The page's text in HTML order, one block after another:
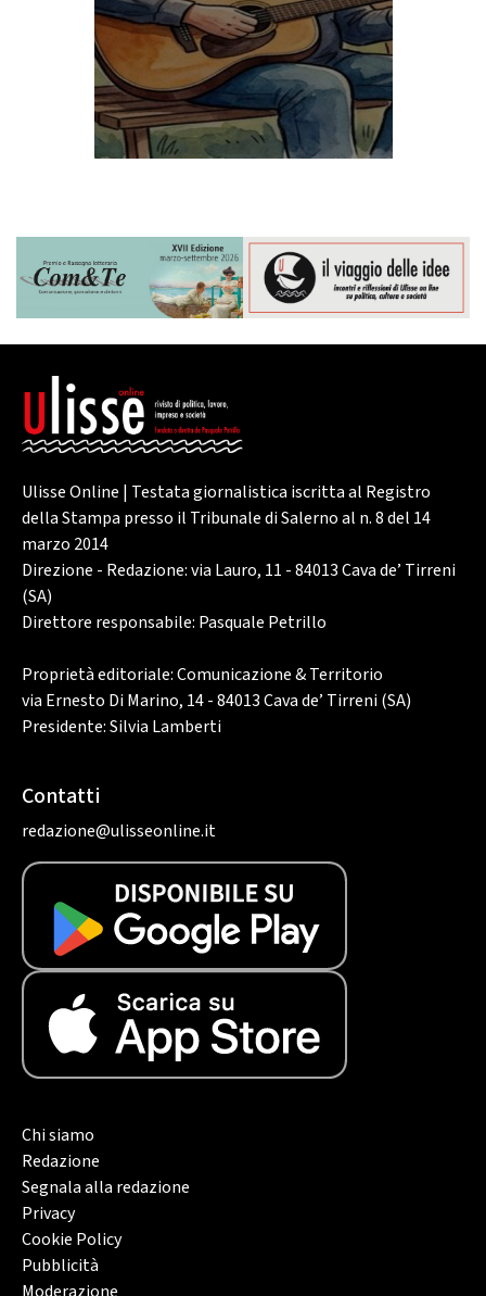
Ulisse Online | Testata giornalistica iscritta al Registro
della Stampa presso il Tribunale di Salerno al n. 8 del 14
marzo 2014
Direzione - Redazione: via Lauro, 11 - 84013 Cava de’ Tirreni
(SA)
Direttore responsabile: Pasquale Petrillo
Proprietà editoriale: Comunicazione & Territorio
via Ernesto Di Marino, 14 - 84013 Cava de’ Tirreni (SA)
Presidente: Silvia Lamberti
Contatti
redazione@ulisseonline.it
Chi siamo
Redazione
Segnala alla redazione
Privacy
Cookie Policy
Pubblicità